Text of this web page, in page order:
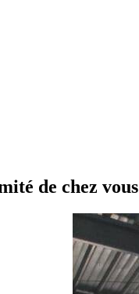
de chez vous